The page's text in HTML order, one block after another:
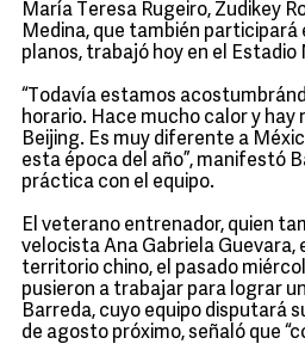
María Teresa Rugeiro, Zudikey
Medina, que también participará
planos, trabajó hoy en el Estadio
“Todavía estamos
horario. Hace mucho calor y hay
Beijing. Es muy diferente a
esta época del año”, manifestó
práctica con el equipo.
El veterano entrenador, quien
velocista Ana Gabriela Guevara,
territorio chino, el pasado
pusieron a trabajar para lograr
Barreda, cuyo equipo disputará
de agosto próximo, señaló que